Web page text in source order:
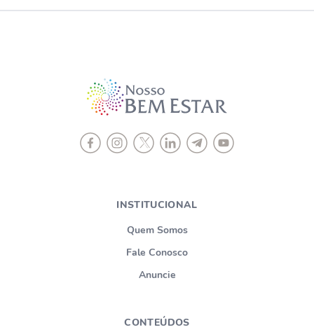
INSTITUCIONAL
Quem Somos
Fale Conosco
Anuncie
CONTEÚDOS